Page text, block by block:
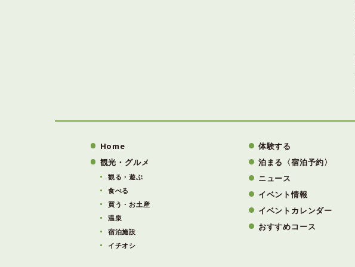
Home
観光・グルメ
観る・遊ぶ
食べる
買う・お土産
温泉
宿泊施設
イチオシ
体験する
泊まる〈宿泊予約〉
ニュース
イベント情報
イベントカレンダー
おすすめコース